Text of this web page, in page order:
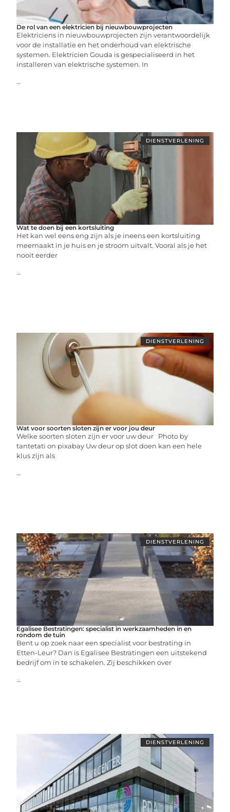
De rol van een elektricien bij nieuwbouwprojecten
Elektriciens in nieuwbouwprojecten zijn verantwoordelijk
voor de installatie en het onderhoud van elektrische
systemen. Elektricien Gouda is gespecialiseerd in het
installeren van elektrische systemen. In
...
DIENSTVERLENING
Wat te doen bij een kortsluiting
Het kan wel eens eng zijn als je ineens een kortsluiting
meemaakt in je huis en je stroom uitvalt. Vooral als je het
nooit eerder
...
DIENSTVERLENING
Wat voor soorten sloten zijn er voor jou deur
Welke soorten sloten zijn er voor uw deur ‍Photo by
tantetati on pixabay Uw deur op slot doen kan een hele
klus zijn als
...
DIENSTVERLENING
Egalisee Bestratingen: specialist in werkzaamheden in en
rondom de tuin
Bent u op zoek naar een specialist voor bestrating in
Etten-Leur? Dan is Egalisee Bestratingen een uitstekend
bedrijf om in te schakelen. Zij beschikken over
...
DIENSTVERLENING